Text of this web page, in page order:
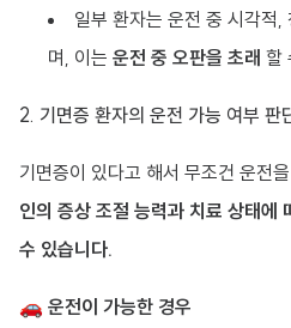
일부 환자는 운전 중 시각적
며, 이는 운전 중 오판을 초래 할
2. 기면증 환자의 운전 가능 여부 판
기면증이 있다고 해서 무조건 운전
인의 증상 조절 능력과 치료 상태에
수 있습니다.
🚗 운전이 가능한 경우